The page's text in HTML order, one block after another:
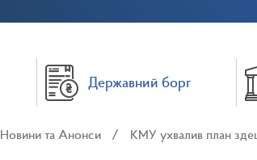
Державний борг
Новини та Анонси КМУ ухвалив план